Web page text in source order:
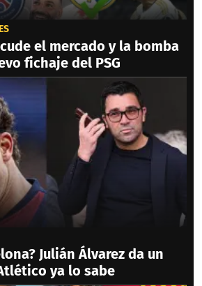
el mercado y la bomba
fichaje del PSG
Julián Álvarez da un
ya lo sabe